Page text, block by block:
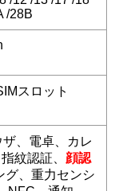
/28B
スロット
、電卓、カレ
紋認証、 顔認
グ、重力センシ